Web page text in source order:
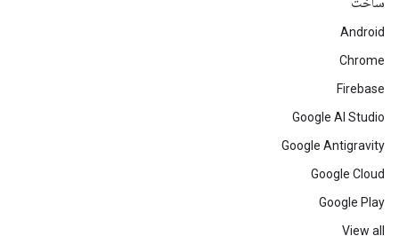
Android
Chrome
Firebase
Google AI Studio
Google Antigravity
Google Cloud
Google Play
View all